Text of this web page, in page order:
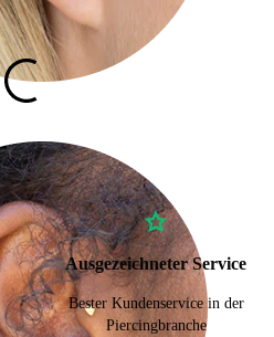
Ausgezeichneter Service
Bester Kundenservice in der
Piercingbranche